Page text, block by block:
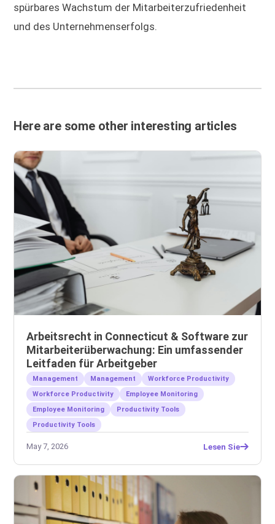
spürbares Wachstum der Mitarbeiterzufriedenheit
und des Unternehmenserfolgs.
Here are some other interesting articles
Arbeitsrecht in Connecticut & Software zur
Mitarbeiterüberwachung: Ein umfassender
Leitfaden für Arbeitgeber
Management Management
Workforce Productivity
Workforce Productivity
Employee Monitoring
Employee Monitoring
Productivity Tools
Productivity Tools
May 7, 2026 Lesen Sie